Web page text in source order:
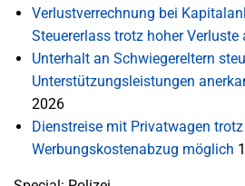
Verlustverrechnung bei
Steuererlass trotz hoher Verluste
Unterhalt an Schwiegereltern
Unterstützungsleistungen
2026
Dienstreise mit Privatwagen
Werbungskostenabzug möglich